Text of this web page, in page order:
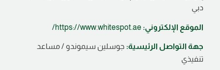
دبي
الموقع الإلكتروني: https://www.whitespot.ae/
جهة التواصل الرئيسية: جوسلين سيموندو / مساعد
تنفيذي